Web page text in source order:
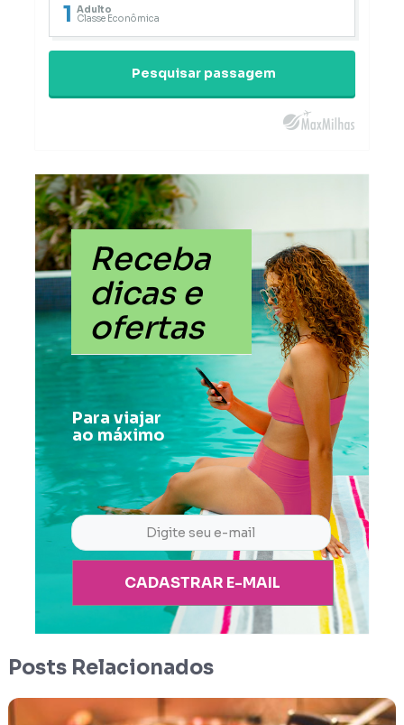
1 Adulto
Classe Econômica
Pesquisar passagem
Receba
dicas e
ofertas
Para viajar
ao máximo
CADASTRAR E-MAIL
Posts Relacionados